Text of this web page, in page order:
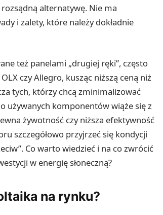
alternatywę. Nie ma
i zalety, które należy dokładnie
też panelami „drugiej ręki”, często
czy Allegro, kusząc niższą ceną niż
tych, którzy chcą zminimalizować
używanych komponentów wiąże się z
żywotność czy niższa efektywność
szczegółowo przyjrzeć się kondycji
Co warto wiedzieć i na co zwrócić
w energię słoneczną?
na rynku?